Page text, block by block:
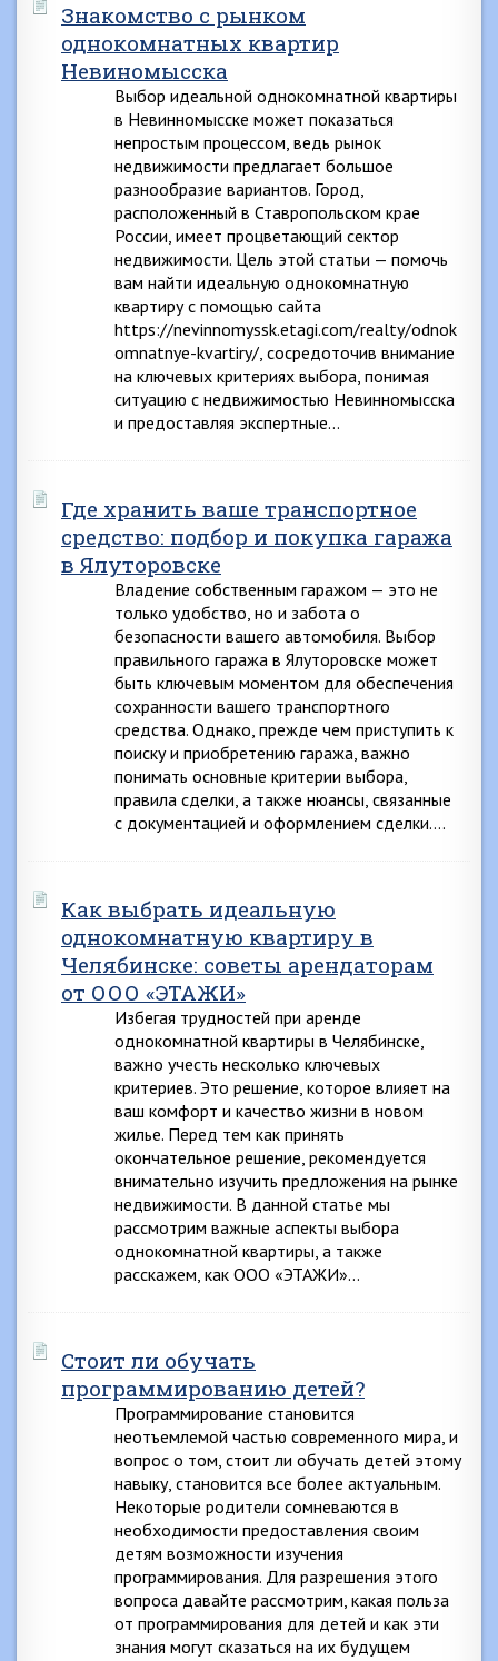
Знакомство с рынком
однокомнатных квартир
Невиномысска
Выбор идеальной однокомнатной квартиры
в Невинномысске может показаться
непростым процессом, ведь рынок
недвижимости предлагает большое
разнообразие вариантов. Город,
расположенный в Ставропольском крае
России, имеет процветающий сектор
недвижимости. Цель этой статьи — помочь
вам найти идеальную однокомнатную
квартиру с помощью сайта
https://nevinnomyssk.etagi.com/realty/odnok
omnatnye-kvartiry/, сосредоточив внимание
на ключевых критериях выбора, понимая
ситуацию с недвижимостью Невинномысска
и предоставляя экспертные…
Где хранить ваше транспортное
средство: подбор и покупка гаража
в Ялуторовске
Владение собственным гаражом — это не
только удобство, но и забота о
безопасности вашего автомобиля. Выбор
правильного гаража в Ялуторовске может
быть ключевым моментом для обеспечения
сохранности вашего транспортного
средства. Однако, прежде чем приступить к
поиску и приобретению гаража, важно
понимать основные критерии выбора,
правила сделки, а также нюансы, связанные
с документацией и оформлением сделки….
Как выбрать идеальную
однокомнатную квартиру в
Челябинске: советы арендаторам
от ООО «ЭТАЖИ»
Избегая трудностей при аренде
однокомнатной квартиры в Челябинске,
важно учесть несколько ключевых
критериев. Это решение, которое влияет на
ваш комфорт и качество жизни в новом
жилье. Перед тем как принять
окончательное решение, рекомендуется
внимательно изучить предложения на рынке
недвижимости. В данной статье мы
рассмотрим важные аспекты выбора
однокомнатной квартиры, а также
расскажем, как ООО «ЭТАЖИ»…
Стоит ли обучать
программированию детей?
Программирование становится
неотъемлемой частью современного мира, и
вопрос о том, стоит ли обучать детей этому
навыку, становится все более актуальным.
Некоторые родители сомневаются в
необходимости предоставления своим
детям возможности изучения
программирования. Для разрешения этого
вопроса давайте рассмотрим, какая польза
от программирования для детей и как эти
знания могут сказаться на их будущем